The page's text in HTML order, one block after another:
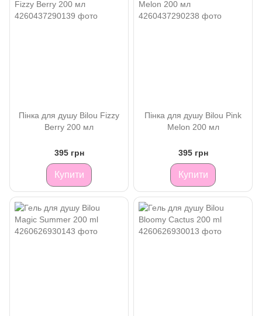
Пінка для душу Bilou Fizzy
Berry 200 мл
395 грн
Купити
Пінка для душу Bilou Pink
Melon 200 мл
395 грн
Купити